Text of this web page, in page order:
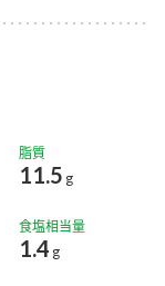
脂質
11.5 g
食塩相当量
1.4 g